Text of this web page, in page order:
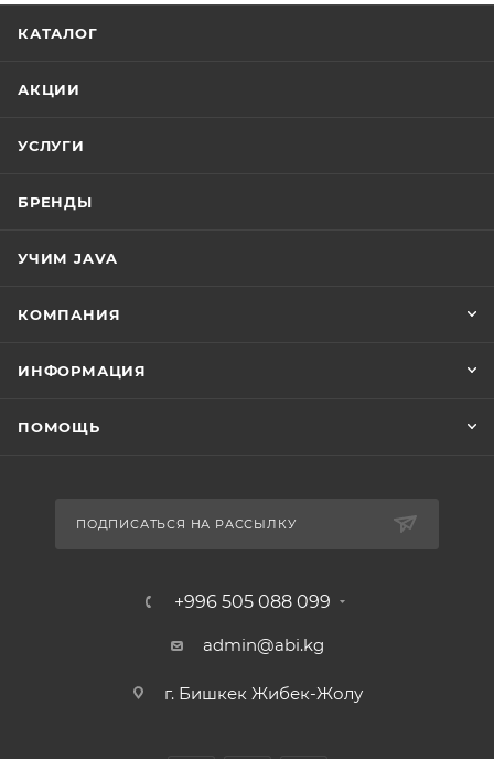
КАТАЛОГ
АКЦИИ
УСЛУГИ
БРЕНДЫ
УЧИМ JAVA
КОМПАНИЯ
ИНФОРМАЦИЯ
ПОМОЩЬ
ПОДПИСАТЬСЯ НА РАССЫЛКУ
+996 505 088 099
admin@abi.kg
г. Бишкек Жибек-Жолу